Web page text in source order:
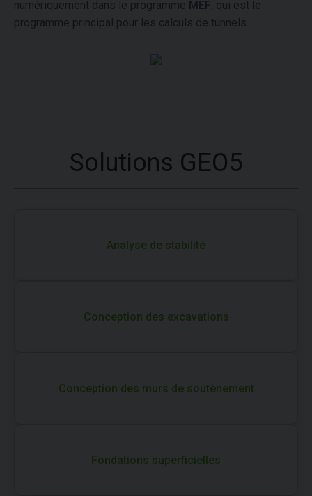
numériquement dans le programme MEF, qui est le
programme principal pour les calculs de tunnels.
Solutions GEO5
Analyse de stabilité
Conception des excavations
Conception des murs de soutènement
Fondations superficielles